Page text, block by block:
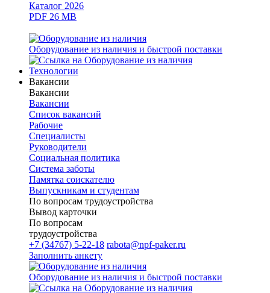
Каталог 2026
PDF 26 MB
Оборудование из наличия и быстрой поставки
Технологии
Вакансии
Вакансии
Вакансии
Список вакансий
Рабочие
Специалисты
Руководители
Cоциальная политика
Система заботы
Памятка соискателю
Выпускникам и студентам
По вопросам трудоустройства
Вывод карточки
По вопросам
трудоустройства
+7 (34767) 5-22-18 rabota@npf-paker.ru
Заполнить анкету
Оборудование из наличия и быстрой поставки